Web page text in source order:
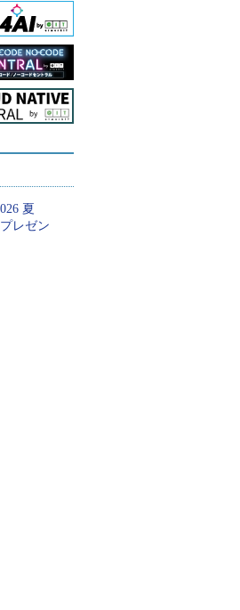
夏
レゼン